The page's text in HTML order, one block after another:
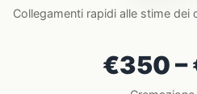
Collegamenti rapidi alle stime dei
€350 –